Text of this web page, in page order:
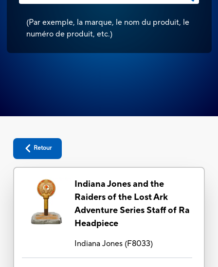
(Par exemple, la marque, le nom du produit, le
numéro de produit, etc.)
Retour
Indiana Jones and the
Raiders of the Lost Ark
Adventure Series Staff of Ra
Headpiece
Indiana Jones(F8033)